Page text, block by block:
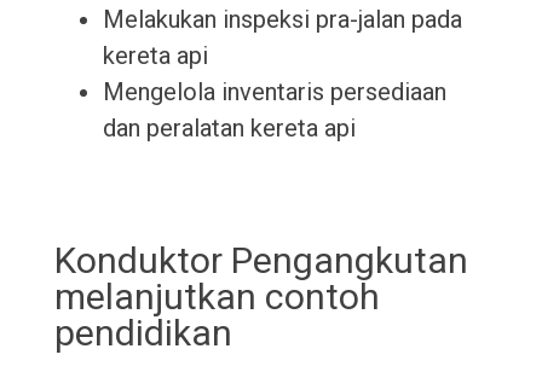
Melakukan inspeksi pra-jalan pada
kereta api
Mengelola inventaris persediaan
dan peralatan kereta api
Konduktor Pengangkutan
melanjutkan contoh
pendidikan